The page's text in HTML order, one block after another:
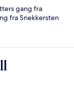
gang fra
fra Snekkersten